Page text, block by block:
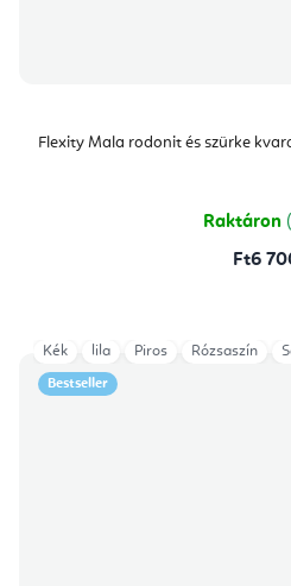
Flexity Mala rodonit és szürke
Raktáron
Ft6
Bestseller
Kék lila Piros Rózsaszín